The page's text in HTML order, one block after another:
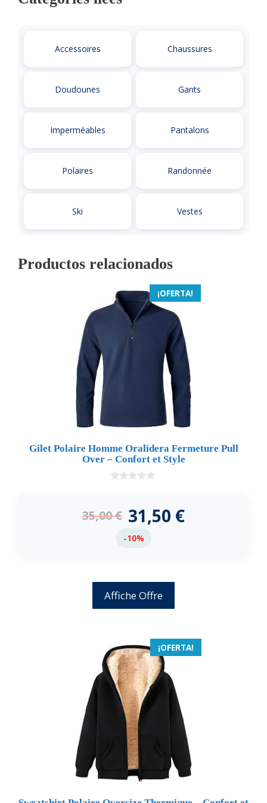
Accessoires Chaussures
Doudounes Gants
Imperméables Pantalons
Polaires Randonnée
Ski Vestes
Productos relacionados
¡OFERTA!
Gilet Polaire Homme Oralidera Fermeture Pull
Over – Confort et Style
5
35,00€ 31,50 €
-10%
Affiche Offre
¡OFERTA!